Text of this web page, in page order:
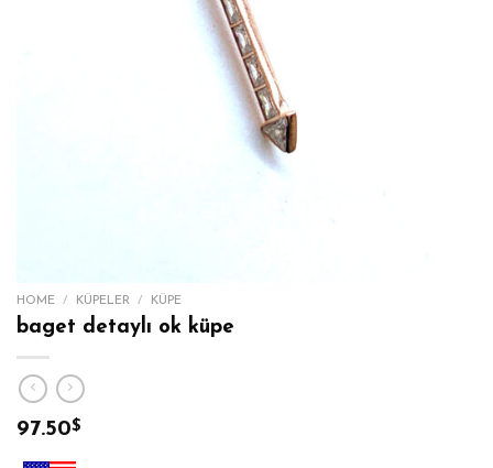
HOME / KÜPELER / KÜPE
baget detaylı ok küpe
97.50$